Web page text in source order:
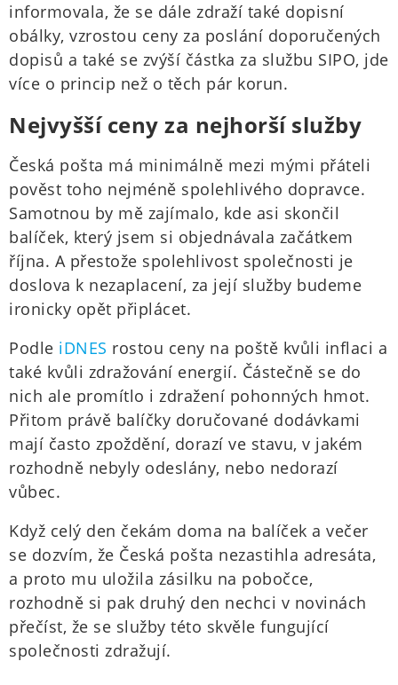
informovala, že se dále zdraží také dopisní
obálky, vzrostou ceny za poslání doporučených
dopisů a také se zvýší částka za službu SIPO, jde
více o princip než o těch pár korun.
Nejvyšší ceny za nejhorší služby
Česká pošta má minimálně mezi mými přáteli
pověst toho nejméně spolehlivého dopravce.
Samotnou by mě zajímalo, kde asi skončil
balíček, který jsem si objednávala začátkem
října. A přestože spolehlivost společnosti je
doslova k nezaplacení, za její služby budeme
ironicky opět připlácet.
Podle iDNES rostou ceny na poště kvůli inflaci a
také kvůli zdražování energií. Částečně se do
nich ale promítlo i zdražení pohonných hmot.
Přitom právě balíčky doručované dodávkami
mají často zpoždění, dorazí ve stavu, v jakém
rozhodně nebyly odeslány, nebo nedorazí
vůbec.
Když celý den čekám doma na balíček a večer
se dozvím, že Česká pošta nezastihla adresáta,
a proto mu uložila zásilku na pobočce,
rozhodně si pak druhý den nechci v novinách
přečíst, že se služby této skvěle fungující
společnosti zdražují.